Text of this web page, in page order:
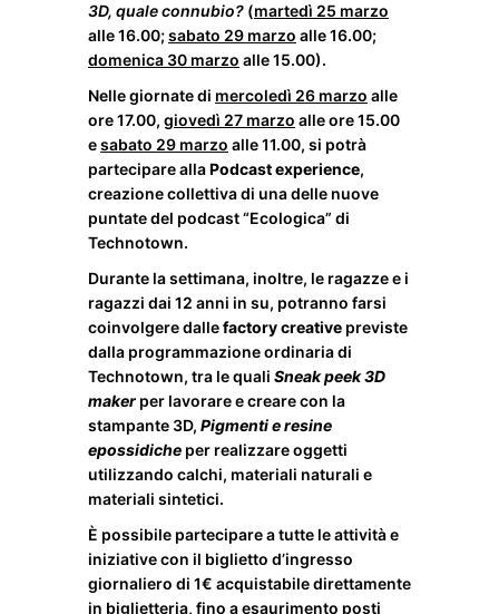
3D, quale connubio? (martedì 25 marzo
alle 16.00;sabato 29 marzo alle 16.00;
domenica 30 marzo alle 15.00).
Nelle giornate di mercoledì 26 marzo alle
ore 17.00, giovedì 27 marzo alle ore 15.00
esabato 29 marzo alle 11.00, si potrà
partecipare allaPodcast experience,
creazione collettiva di una delle nuove
puntate del podcast “Ecologica” di
Technotown.
Durante la settimana, inoltre, le ragazze e i
ragazzi dai 12 anni in su, potranno farsi
coinvolgere dallefactory creative previste
dalla programmazione ordinaria di
Technotown, tra le quali Sneak peek 3D
maker per lavorare e creare con la
stampante 3D, Pigmenti e resine
epossidiche per realizzare oggetti
utilizzando calchi, materiali naturali e
materiali sintetici.
È possibile partecipare a tutte le attività e
iniziative con il biglietto d’ingresso
giornaliero di 1€ acquistabile direttamente
in biglietteria, fino a esaurimento posti